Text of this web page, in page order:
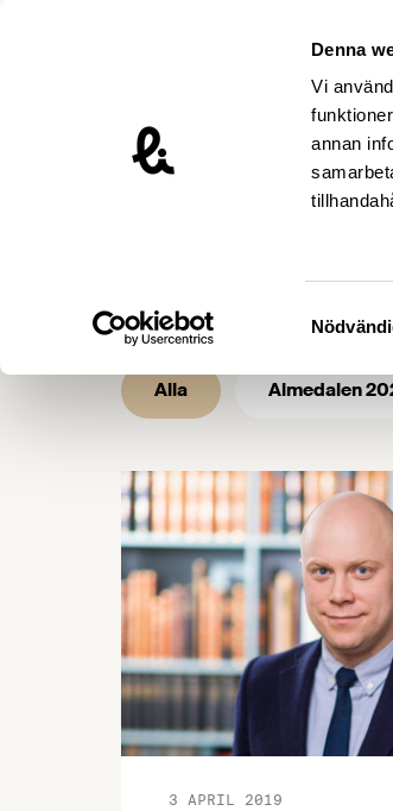
Denna
Vi
annan
Livsmedelsföretagen – till
Livsmedelsföretagen /
Alla Almedalen
3 APRIL 2019